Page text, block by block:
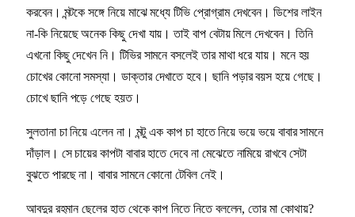
করবেন। মন্টকে সঙ্গে নিয়ে মাঝে মধ্যে টিভি প্রোগ্রাম দেখবেন। ডিশের লাইন
না-কি নিয়েছে অনেক কিছু দেখা যায়। তাই বাপ বেটায় মিলে দেখবেন। তিনি
এখনো কিছু দেখেন নি। টিভির সামনে বসলেই তার মাথা ধরে যায়। মনে হয়
চোখের কোনো সমস্যা। ডাক্তার দেখাতে হবে। ছানি পড়ার বয়স হয়ে গেছে।
চোখে ছানি পড়ে গেছে হয়ত।
সুলতানা চা নিয়ে এলেন না। মন্টু এক কাপ চা হাতে নিয়ে ভয়ে ভয়ে বাবার সামনে
দাঁড়াল। সে চায়ের কাপটা বাবার হাতে দেবে না মেঝেতে নামিয়ে রাখবে সেটা
বুঝতে পারছে না। বাবার সামনে কোনো টেবিল নেই।
আবদুর রহমান ছেলের হাত থেকে কাপ নিতে নিতে বললেন, তোর মা কোথায়?